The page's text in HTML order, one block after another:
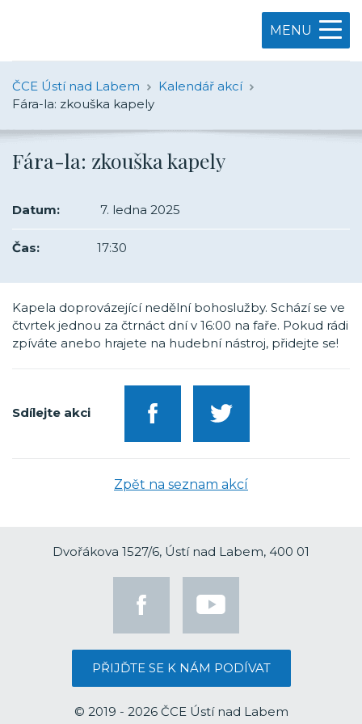
MENU
ČCE Ústí nad Labem
Kalendář akcí
Fára-la: zkouška kapely
Fára-la: zkouška kapely
Datum: 7. ledna 2025
Čas: 17:30
Kapela doprovázející nedělní bohoslužby. Schází se ve
čtvrtek jednou za čtrnáct dní v 16:00 na faře. Pokud rádi
zpíváte anebo hrajete na hudební nástroj, přidejte se!
Sdílejte akci
Zpět na seznam akcí
Dvořákova 1527/6, Ústí nad Labem, 400 01
PŘIJĎTE SE K NÁM PODÍVAT
© 2019 - 2026 ČCE Ústí nad Labem